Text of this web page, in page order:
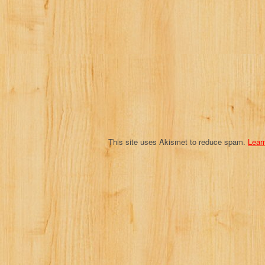
This site uses Akismet to reduce spam.